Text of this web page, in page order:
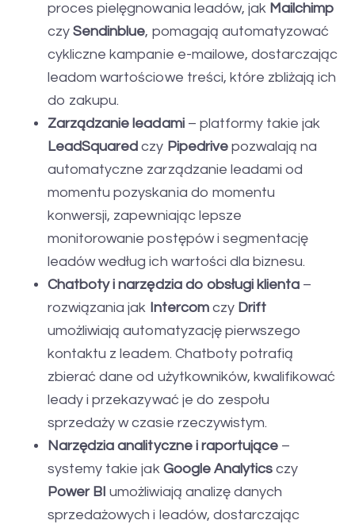
proces pielęgnowania leadów, jak Mailchimp
czySendinblue, pomagają automatyzować
cykliczne kampanie e-mailowe, dostarczając
leadom wartościowe treści, które zbliżają ich
do zakupu.
Zarządzanie leadami– platformy takie jak
LeadSquared czy Pipedrivepozwalają na
automatyczne zarządzanie leadami od
momentu pozyskania do momentu
konwersji, zapewniając lepsze
monitorowanie postępów i segmentację
leadów według ich wartości dla biznesu.
Chatboty i narzędzia do obsługi klienta –
rozwiązania jak Intercomczy Drift
umożliwiają automatyzację pierwszego
kontaktu z leadem. Chatboty potrafią
zbierać dane od użytkowników, kwalifikować
leady i przekazywać je do zespołu
sprzedaży w czasie rzeczywistym.
Narzędzia analityczne i raportujące –
systemy takie jak Google Analytics czy
Power BI umożliwiają analizę danych
sprzedażowych i leadów, dostarczając